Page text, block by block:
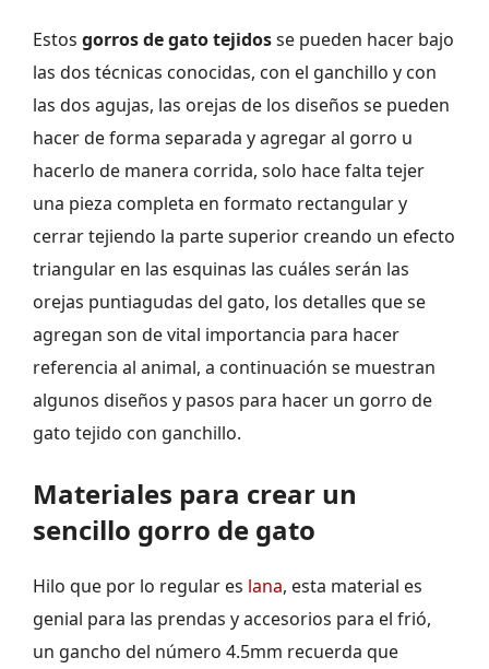
Estos gorros de gato tejidosse pueden hacer bajo
las dos técnicas conocidas, con el ganchillo y con
las dos agujas, las orejas de los diseños se pueden
hacer de forma separada y agregar al gorro u
hacerlo de manera corrida, solo hace falta tejer
una pieza completa en formato rectangular y
cerrar tejiendo la parte superior creando un efecto
triangular en las esquinas las cuáles serán las
orejas puntiagudas del gato, los detalles que se
agregan son de vital importancia para hacer
referencia al animal, a continuación se muestran
algunos diseños y pasos para hacer un gorro de
gato tejido con ganchillo.
Materiales para crear un
sencillo gorro de gato
Hilo que por lo regular es lana, esta material es
genial para las prendas y accesorios para el frió,
un gancho del número 4.5mm recuerda que